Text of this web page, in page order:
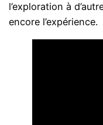
l’exploration à
encore l’expérience.